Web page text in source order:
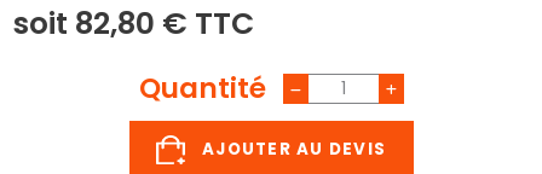
soit 82,80 € TTC
Quantité
AJOUTER AU DEVIS